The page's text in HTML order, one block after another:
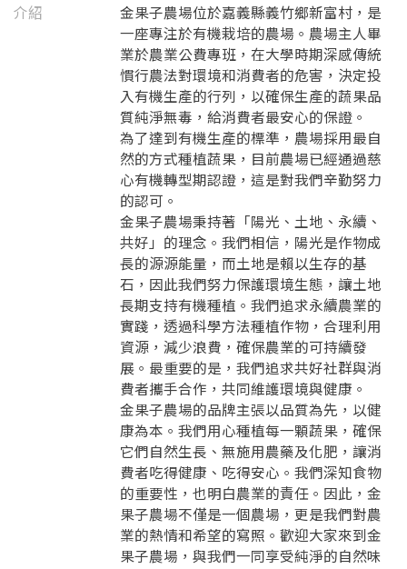
介紹
金果子農場位於嘉義縣義竹鄉新富村，是
一座專注於有機栽培的農場。農場主人畢
業於農業公費專班，在大學時期深感傳統
慣行農法對環境和消費者的危害，決定投
入有機生產的行列，以確保生產的蔬果品
質純淨無毒，給消費者最安心的保證。
為了達到有機生產的標準，農場採用最自
然的方式種植蔬果，目前農場已經通過慈
心有機轉型期認證，這是對我們辛勤努力
的認可。
金果子農場秉持著「陽光、土地、永續、
共好」的理念。我們相信，陽光是作物成
長的源源能量，而土地是賴以生存的基
石，因此我們努力保護環境生態，讓土地
長期支持有機種植。我們追求永續農業的
實踐，透過科學方法種植作物，合理利用
資源，減少浪費，確保農業的可持續發
展。最重要的是，我們追求共好社群與消
費者攜手合作，共同維護環境與健康。
金果子農場的品牌主張以品質為先，以健
康為本。我們用心種植每一顆蔬果，確保
它們自然生長、無施用農藥及化肥，讓消
費者吃得健康、吃得安心。我們深知食物
的重要性，也明白農業的責任。因此，金
果子農場不僅是一個農場，更是我們對農
業的熱情和希望的寫照。歡迎大家來到金
果子農場，與我們一同享受純淨的自然味
要註冊嗎？
嗨~這個 LINE 帳號還沒有註冊過，
只要驗證手機號碼就能完成註冊。
您要繼續嗎？
返回 繼續註冊
請加入LINE好友
請掃描或點擊 QR code
加入「嘉義優鮮」LINE 好友，
才能繼續註冊喔。
點擊加入 LINE 好友
返回 繼續註冊
註冊完成
註冊完成了！
開始填寫申請資料吧~
填寫申請資料
返回首頁
確認
要申請新產品嗎？
您的申請資料正在等候審查中，
要申請新產品嗎？
查看申請進度 申請新產品
返回首頁
要看申請秘笈嗎？
想知道怎麼做更容易通過審核嗎？
看看申請教學吧！
如果你已經準備好了，
點擊「直接申請」按鈕開始填寫申請表。
直接申請 看密笈
返回首頁